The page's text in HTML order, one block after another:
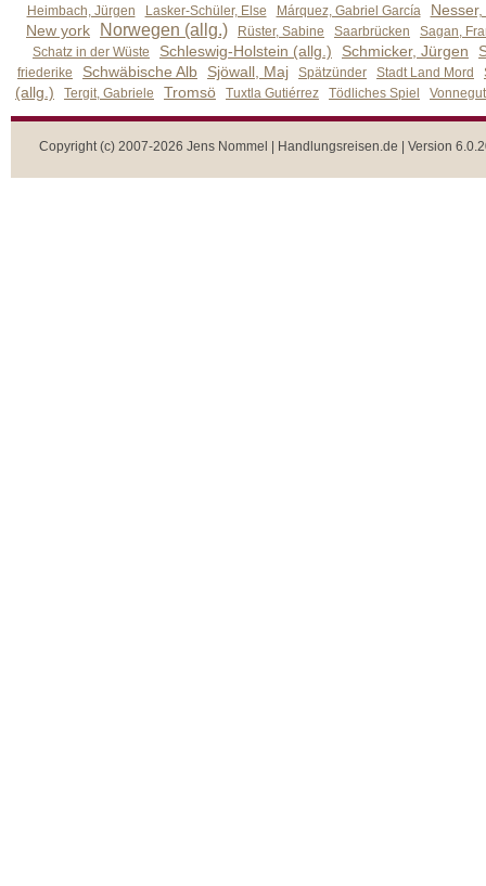
Heimbach, Jürgen
Lasker-Schüler, Else Márquez, Gabriel García
New york
Norwegen (allg.) Rüster, Sabine Saarbrücken
Sagan,
Schatz in der Wüste
Schleswig-Holstein (allg.) Schmicker, Jürgen
friederike Schwäbische Alb Sjöwall, Maj Spätzünder Stadt Land Mord
(allg.) Tergit, Gabriele Tromsö Tuxtla Gutiérrez Tödliches Spiel
Copyright (c) 2007-2026 Jens Nommel | Handlungsreisen.de | Version